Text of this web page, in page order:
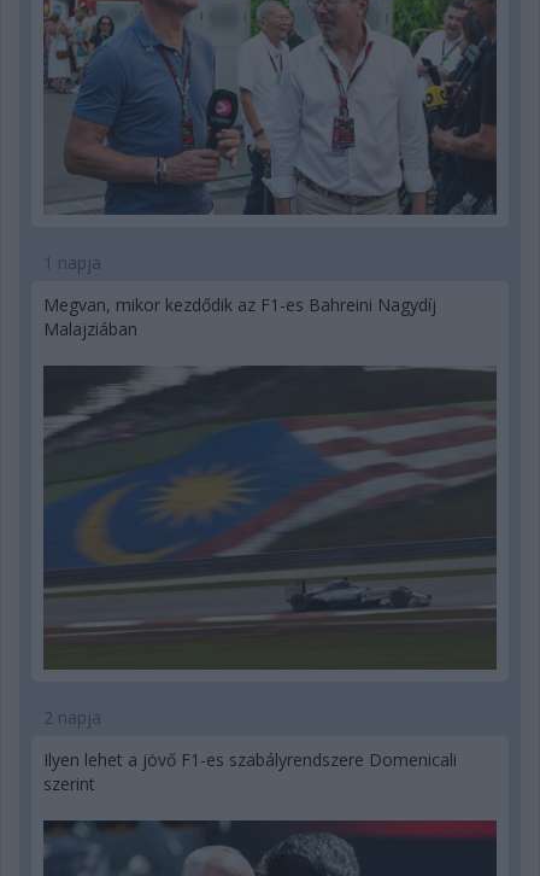
1 napja
Megvan, mikor kezdődik az F1-es Bahreini Nagydíj
Malajziában
2 napja
Ilyen lehet a jövő F1-es szabályrendszere Domenicali
szerint